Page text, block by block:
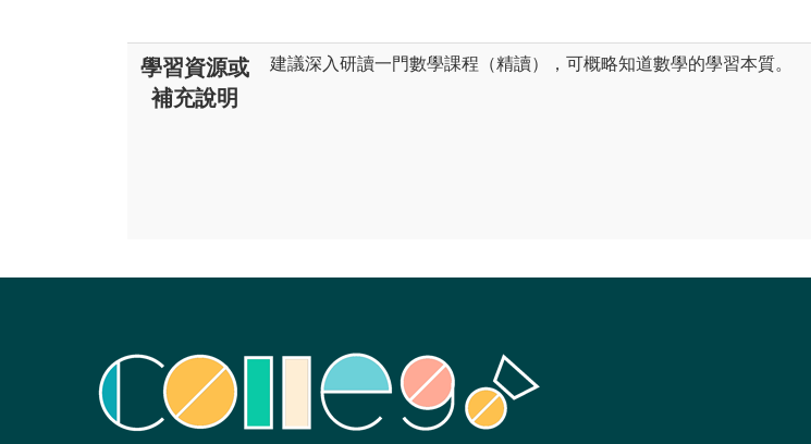
學習資源或
補充說明
建議深入研讀一門數學課程（精讀），可概略知道數學的學習本質。